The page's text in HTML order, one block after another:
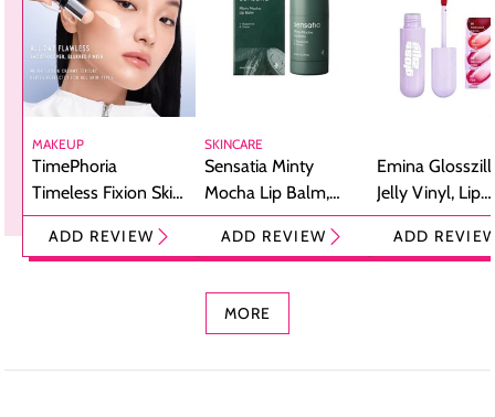
MAKEUP
TimePhoria
Timeless Fixion Skin
Tint Stick,
Foundation dan
ADD REVIEW
SKINCARE
Sensatia Minty
Mocha Lip Balm,
Pelembap Bibir
dengan Aroma
ADD REVIEW
Emina
Jelly Vinyl, Lip
Cream Glossy
Ringan
ADD
MORE